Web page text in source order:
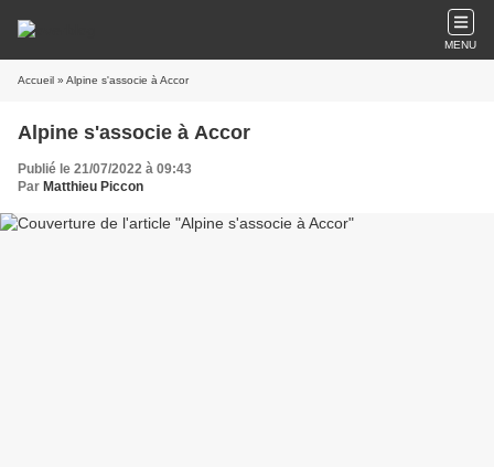
MENU
Accueil » Alpine s'associe à Accor
Alpine s'associe à Accor
Publié le 21/07/2022 à 09:43
Par Matthieu Piccon